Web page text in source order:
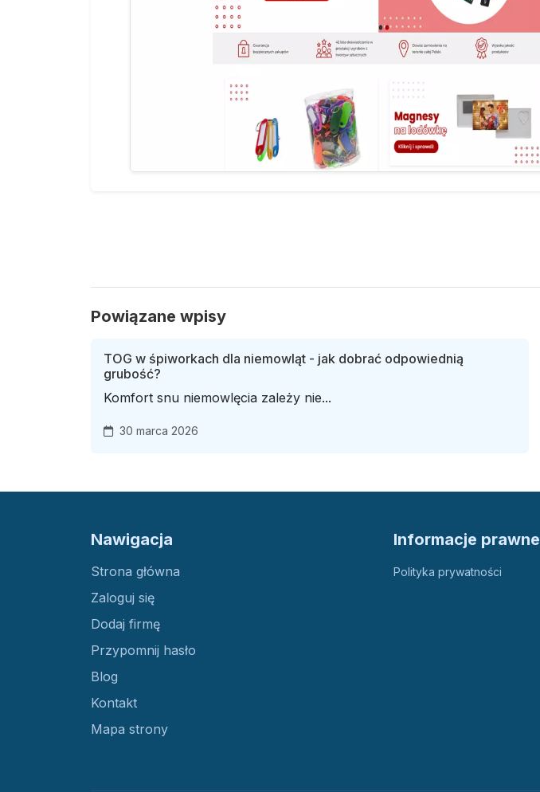
Powiązane wpisy
TOG w śpiworkach dla niemowląt - jak dobrać odpowiednią
grubość?
Komfort snu niemowlęcia zależy nie...
30 marca 2026
Nawigacja
Strona główna
Zaloguj się
Dodaj firmę
Przypomnij hasło
Blog
Kontakt
Mapa strony
Informacje prawne
Polityka prywatności